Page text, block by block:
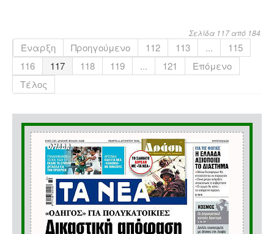
Σελίδα 117 από 184
Έναρξη Προηγούμενο 112 113 ...
115
116
117 118 119 ... 121
Επόμενο
Τέλος